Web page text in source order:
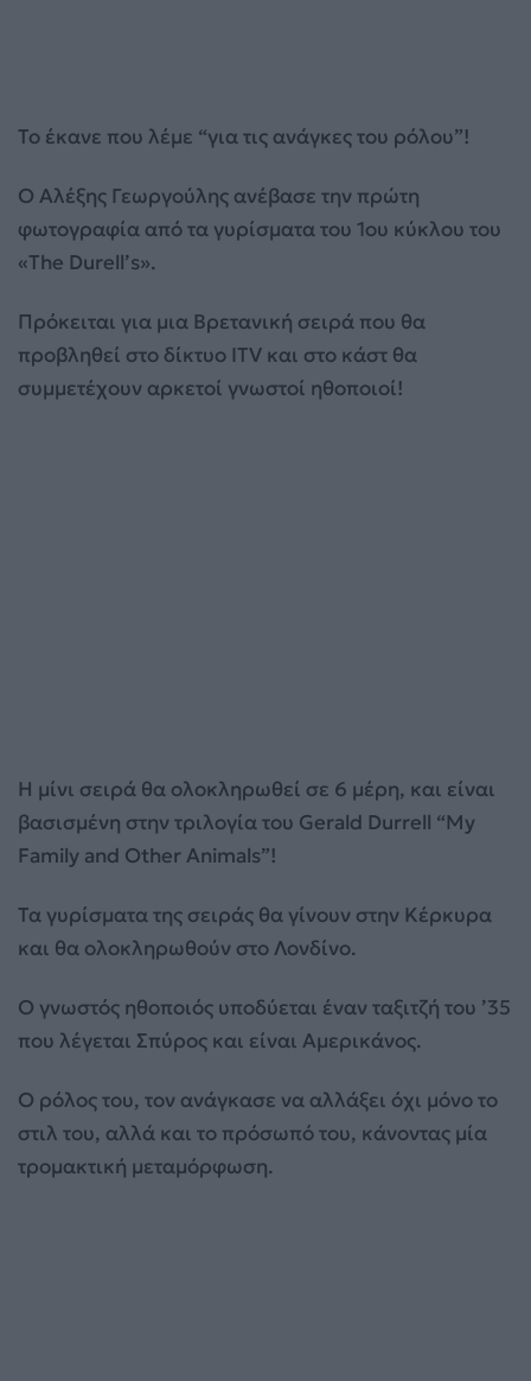
Το έκανε που λέμε “για τις ανάγκες του ρόλου”!
O Αλέξης Γεωργούλης ανέβασε την πρώτη
φωτογραφία από τα γυρίσματα του 1ου κύκλου του
«The Durell’s».
Πρόκειται για μια Βρετανική σειρά που θα
προβληθεί στο δίκτυο ITV και στο κάστ θα
συμμετέχουν αρκετοί γνωστοί ηθοποιοί!
Η μίνι σειρά θα ολοκληρωθεί σε 6 μέρη, και είναι
βασισμένη στην τριλογία του Gerald Durrell “My
Family and Other Animals”!
Τα γυρίσματα της σειράς θα γίνουν στην Κέρκυρα
και θα ολοκληρωθούν στο Λονδίνο.
Ο γνωστός ηθοποιός υποδύεται έναν ταξιτζή του ’35
που λέγεται Σπύρος και είναι Αμερικάνος.
Ο ρόλος του, τον ανάγκασε να αλλάξει όχι μόνο το
στιλ του, αλλά και το πρόσωπό του, κάνοντας μία
τρομακτική μεταμόρφωση.